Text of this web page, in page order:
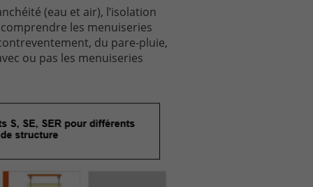
(eau et air), l’isolation
les menuiseries
du pare-pluie,
ou pas les menuiseries